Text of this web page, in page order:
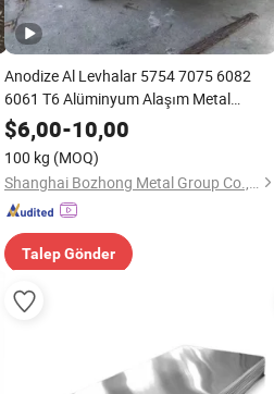
Anodize Al Levhalar 5754 7075 6082
6061 T6 Alüminyum Alaşım Metal
Plakalar Üreticisi
$6,00-10,00
100 kg (MOQ)
Shanghai Bozhong Metal Group Co., Ltd.
Talep Gönder